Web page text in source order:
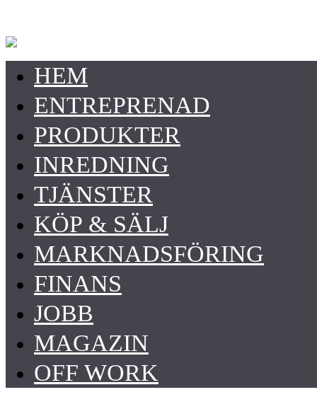
HEM
ENTREPRENAD
PRODUKTER
INREDNING
TJÄNSTER
KÖP & SÄLJ
MARKNADSFÖRING
FINANS
JOBB
MAGAZIN
OFF WORK